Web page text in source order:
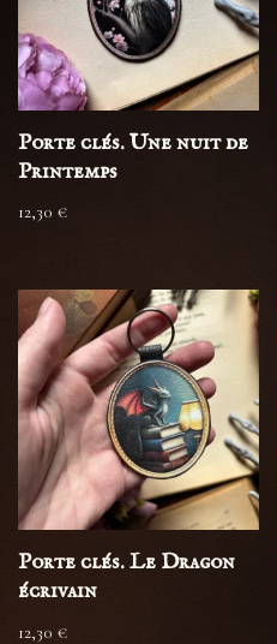
Porte clés. Une nuit de
Printemps
12,30 €
Porte clés. Le Dragon
écrivain
12,30 €